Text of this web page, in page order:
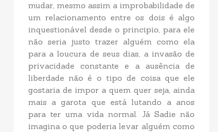
mudar, mesmo assim a improbabilidade de
um relacionamento entre os dois é algo
inquestionável desde o principio, para ele
não seria justo trazer alguém como ela
para a loucura de seus dias, a invasão de
privacidade constante e a ausência de
liberdade não é o tipo de coisa que ele
gostaria de impor a quem quer seja, ainda
mais a garota que está lutando a anos
para ter uma vida normal. Já Sadie não
imagina o que poderia levar alguém como